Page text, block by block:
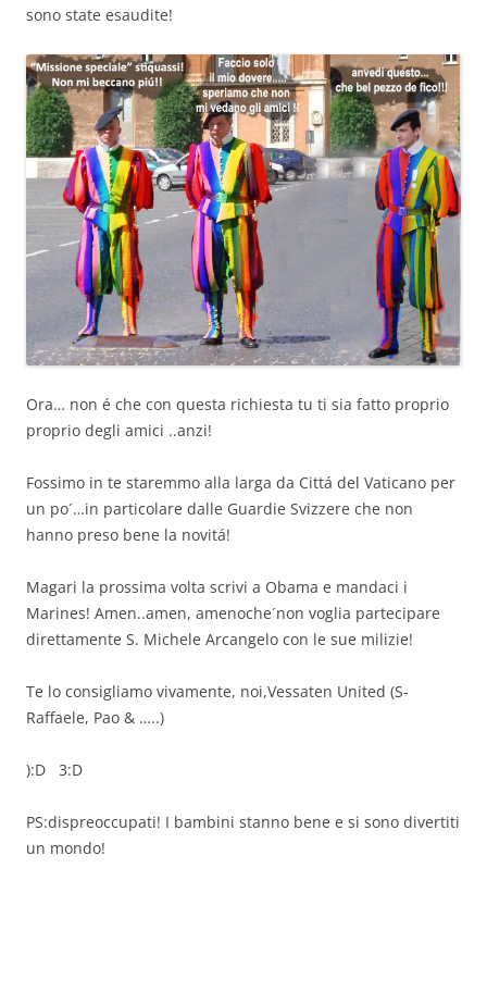
sono state esaudite!
Ora… non é che con questa richiesta tu ti sia fatto proprio
proprio degli amici ..anzi!
Fossimo in te staremmo alla larga da Cittá del Vaticano per
un po´…in particolare dalle Guardie Svizzere che non
hanno preso bene la novitá!
Magari la prossima volta scrivi a Obama e mandaci i
Marines! Amen..amen, amenoche´non voglia partecipare
direttamente S. Michele Arcangelo con le sue milizie!
Te lo consigliamo vivamente, noi,Vessaten United (S-
Raffaele, Pao & …..)
):D 3:D
PS:dispreoccupati! I bambini stanno bene e si sono divertiti
un mondo!